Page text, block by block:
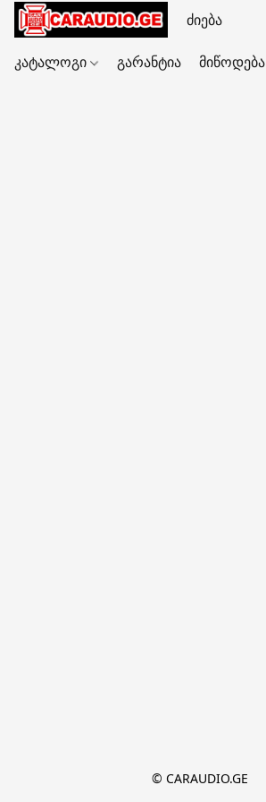
კატალოგი გარანტია მიწოდება
© CARAUDIO.GE